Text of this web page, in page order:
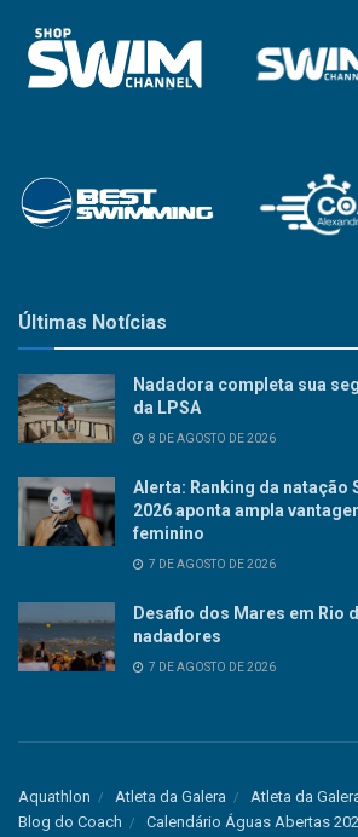
Últimas Notícias
Nadadora completa sua
da LPSA
8 DE AGOSTO DE 2026
Alerta: Ranking da natação
2026 aponta ampla
feminino
7 DE AGOSTO DE 2026
Desafio dos Mares em Rio
nadadores
7 DE AGOSTO DE 2026
Aquathlon Atleta da Galera Atleta da
Blog do Coach
Calendário Águas Abertas